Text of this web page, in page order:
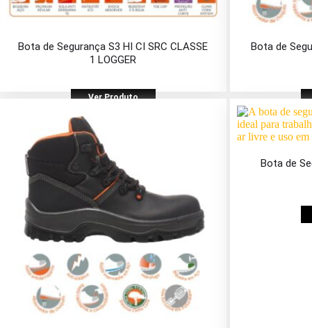
Bota de Segurança S3 HI CI SRC CLASSE
1 LOGGER
Ver Produto
Bota de
Bota de